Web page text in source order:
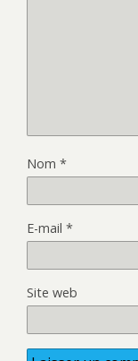
Nom *
E-mail *
Site web